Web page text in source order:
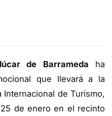
de Barrameda ha
que llevará a la
de Turismo,
de enero en el recinto